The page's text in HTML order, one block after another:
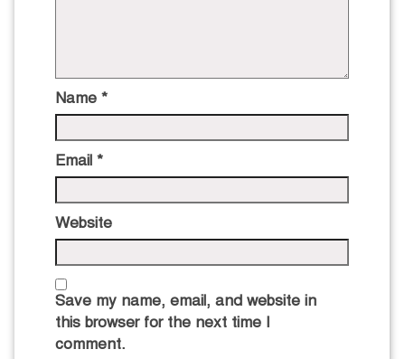
Name *
Email *
Website
Save my name, email, and website in
this browser for the next time I
comment.